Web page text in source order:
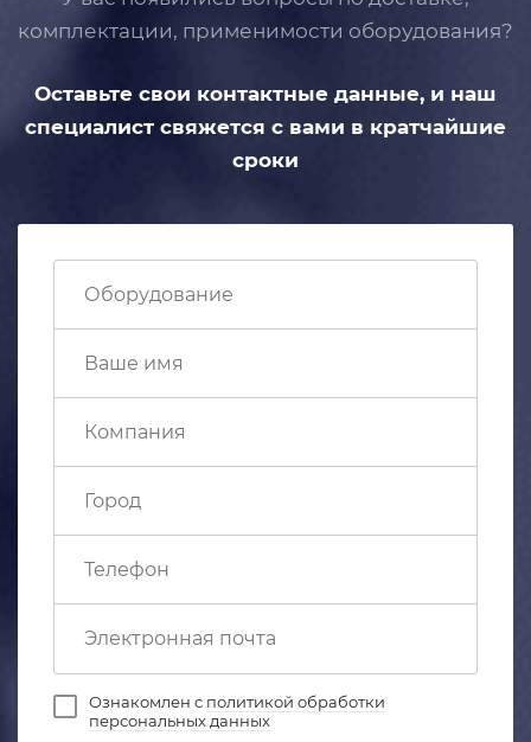
комплектации, применимости оборудования?
Оставьте свои контактные данные, и наш
специалист свяжется с вами в кратчайшие
сроки
Ознакомлен с политикой обработки
персональных данных